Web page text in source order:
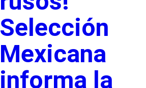
Selección
Mexicana
informa la